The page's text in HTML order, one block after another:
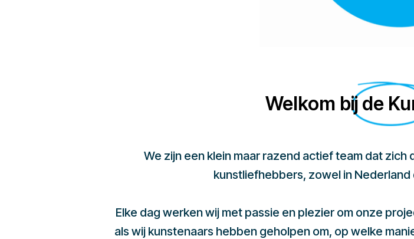
Welkom bij de
We zijn een klein maar razend actief team dat
kunstliefhebbers, zowel in Nederland
Elke dag werken wij met passie en plezier om onze
als wij kunstenaars hebben geholpen om, op welke